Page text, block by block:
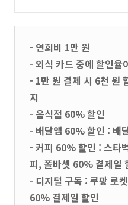
- 연회비 1만 원
- 외식 카드 중에 할인율
- 1만 원 결제 시 6천 원
지
- 음식점 60% 할인
- 배달앱 60% 할인 : 배
- 커피 60% 할인 : 스타
피, 폴바셋 60% 결제일
- 디지털 구독 : 쿠팡 로
60% 결제일 할인